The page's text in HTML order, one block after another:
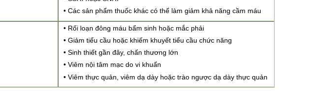
• Các sản phẩm thuốc khác có thể làm giảm khả năng cầm máu
• Rối loạn đông máu bẩm sinh hoặc mắc phải
• Giảm tiểu cầu hoặc khiếm khuyết tiểu cầu chức năng
• Sinh thiết gần đây, chấn thương lớn
• Viêm nội tâm mạc do vi khuẩn
• Viêm thực quản, viêm dạ dày hoặc trào ngược dạ dày thực quản